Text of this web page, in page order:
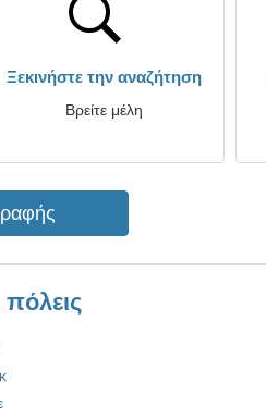
Ξεκινήστε την αναζήτηση
Βρείτε μέλη